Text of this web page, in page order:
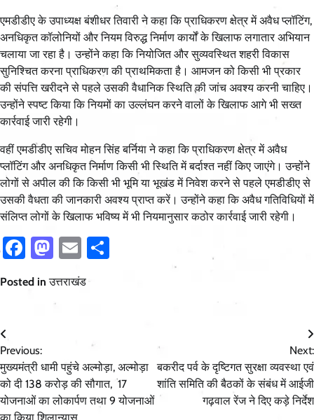
एमडीडीए के उपाध्यक्ष बंशीधर तिवारी ने कहा कि प्राधिकरण क्षेत्र में अवैध प्लॉटिंग,
अनधिकृत कॉलोनियों और नियम विरुद्ध निर्माण कार्यों के खिलाफ लगातार अभियान
चलाया जा रहा है। उन्होंने कहा कि नियोजित और सुव्यवस्थित शहरी विकास
सुनिश्चित करना प्राधिकरण की प्राथमिकता है। आमजन को किसी भी प्रकार
की संपत्ति खरीदने से पहले उसकी वैधानिक स्थिति की जांच अवश्य करनी चाहिए।
उन्होंने स्पष्ट किया कि नियमों का उल्लंघन करने वालों के खिलाफ आगे भी सख्त
कार्रवाई जारी रहेगी।
वहीं एमडीडीए सचिव मोहन सिंह बर्निया ने कहा कि प्राधिकरण क्षेत्र में अवैध
प्लॉटिंग और अनधिकृत निर्माण किसी भी स्थिति में बर्दाश्त नहीं किए जाएंगे। उन्होंने
लोगों से अपील की कि किसी भी भूमि या भूखंड में निवेश करने से पहले एमडीडीए से
उसकी वैधता की जानकारी अवश्य प्राप्त करें। उन्होंने कहा कि अवैध गतिविधियों में
संलिप्त लोगों के खिलाफ भविष्य में भी नियमानुसार कठोर कार्रवाई जारी रहेगी।
Facebook
Mastodon
Email
Posted inउत्तराखंड
Post
navigation
Previous:
मुख्यमंत्री धामी पहुंचे अल्मोड़ा, अल्मोड़ा
को दी 138 करोड़ की सौगात, 17
योजनाओं का लोकार्पण तथा 9 योजनाओं
का किया शिलान्यास
Next:
बकरीद पर्व के दृष्टिगत सुरक्षा व्यवस्था एवं
शांति समिति की बैठकों के संबंध में आईजी
गढ़वाल रेंज ने दिए कड़े निर्देश